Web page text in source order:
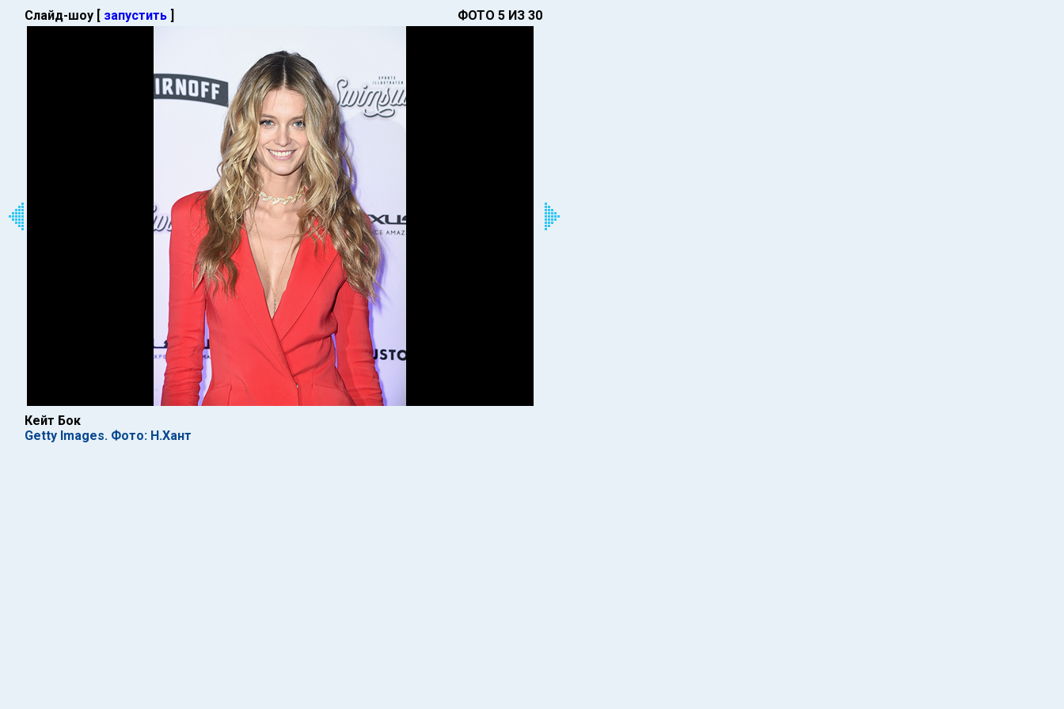
Слайд-шоу [ запустить ] ФОТО 5 ИЗ 30
Кейт Бок
Getty Images. Фото: Н.Хант